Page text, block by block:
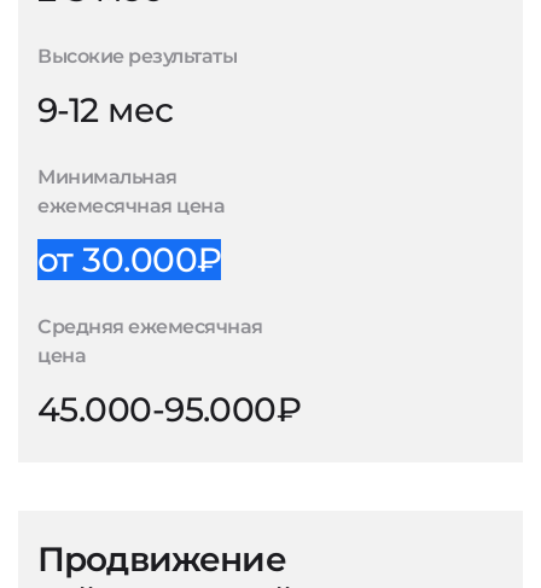
Высокие результаты
9-12 мес
Минимальная
ежемесячная цена
от 30.000₽
Средняя ежемесячная
цена
45.000-95.000₽
Продвижение